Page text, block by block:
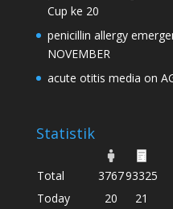
Cup ke 20
penicillin allergy
NOVEMBER
acute otitis media on
Statistik
Total 376793325
Today
20 21